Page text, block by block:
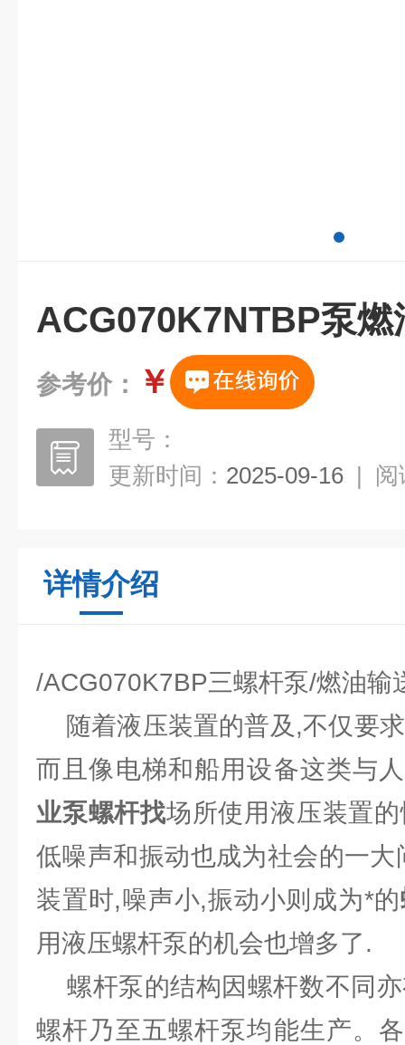
ACG070K7NTBP泵燃
参考价： ￥
型号：
更新时间： 2025-09-16 | 阅
详情介绍
/ACG070K7BP三螺杆泵/燃油输
随着液压装置的普及,不仅要
而且像电梯和船用设备这类与
业泵螺杆找场所使用液压装置
低噪声和振动也成为社会的一
装置时,噪声小,振动小则成为*的
用液压螺杆泵的机会也增多了.
螺杆泵的结构因螺杆数不同
螺杆乃至五螺杆泵均能生产。